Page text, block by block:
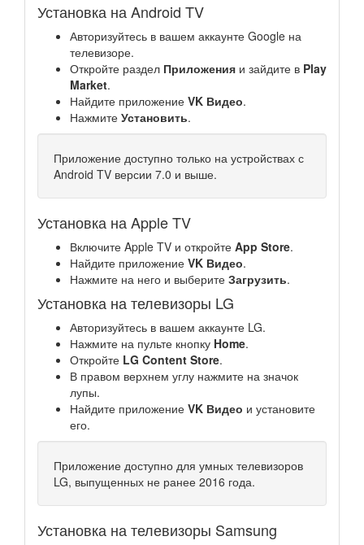
Установка на Android TV
Авторизуйтесь в вашем аккаунте Google на
телевизоре.
Откройте раздел Приложения и зайдите в Play
Market.
Найдите приложение VK Видео.
Нажмите Установить.
Приложение доступно только на устройствах с
Android TV версии 7.0 и выше.
Установка на Apple TV
Включите Apple TV и откройте App Store.
Найдите приложение VK Видео.
Нажмите на него и выберите Загрузить.
Установка на телевизоры LG
Авторизуйтесь в вашем аккаунте LG.
Нажмите на пульте кнопку Home.
Откройте LG Content Store.
В правом верхнем углу нажмите на значок
лупы.
Найдите приложение VK Видео и установите
его.
Приложение доступно для умных телевизоров
LG, выпущенных не ранее 2016 года.
Установка на телевизоры Samsung